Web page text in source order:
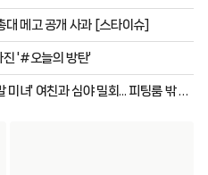
대 메고 공개 사과 [스타이슈]
진 '#오늘의 방탄'
녀' 여친과 심야 밀회... 피팅룸 밖 원